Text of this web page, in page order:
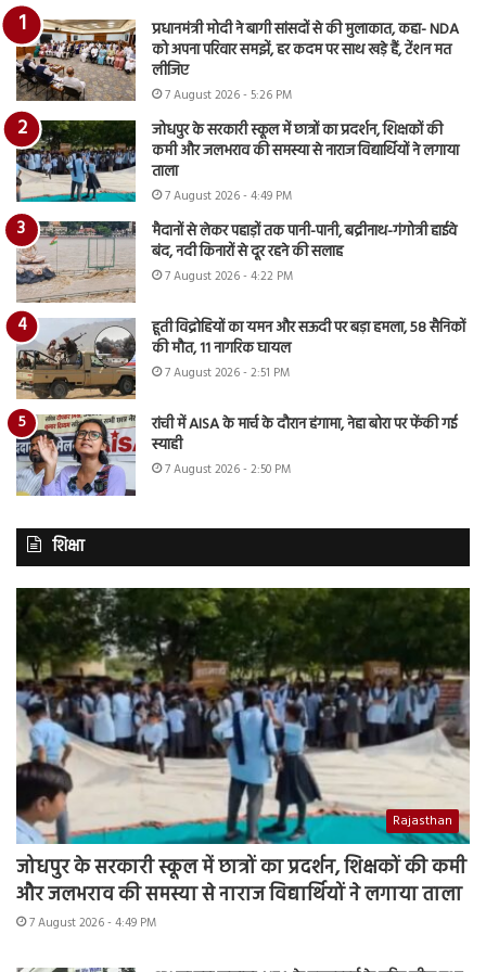
प्रधानमंत्री मोदी ने बागी सांसदों से की मुलाकात, कहा- NDA
को अपना परिवार समझें, हर कदम पर साथ खड़े हैं, टेंशन मत
लीजिए
7 August 2026 - 5:26 PM
जोधपुर के सरकारी स्कूल में छात्रों का प्रदर्शन, शिक्षकों की
कमी और जलभराव की समस्या से नाराज विद्यार्थियों ने लगाया
ताला
7 August 2026 - 4:49 PM
मैदानों से लेकर पहाड़ों तक पानी-पानी, बद्रीनाथ-गंगोत्री हाईवे
बंद, नदी किनारों से दूर रहने की सलाह
7 August 2026 - 4:22 PM
हूती विद्रोहियों का यमन और सऊदी पर बड़ा हमला, 58 सैनिकों
की मौत, 11 नागरिक घायल
7 August 2026 - 2:51 PM
रांची में AISA के मार्च के दौरान हंगामा, नेहा बोरा पर फेंकी गई
स्याही
7 August 2026 - 2:50 PM
शिक्षा
Rajasthan
जोधपुर के सरकारी स्कूल में छात्रों का प्रदर्शन, शिक्षकों की कमी
और जलभराव की समस्या से नाराज विद्यार्थियों ने लगाया ताला
7 August 2026 - 4:49 PM